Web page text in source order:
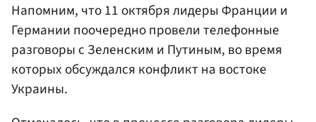
Напомним, что 11 октября лидеры Франции и
Германии поочередно провели телефонные
разговоры с Зеленским и Путиным, во время
которых обсуждался конфликт на востоке
Украины.